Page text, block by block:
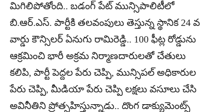
మిగిలిపోతోంది.. బడంగ్‌ పేట్‌ మున్సిపాలిటీలో
బి.ఆర్‌.ఎస్‌. పార్టీకి తలవంపులు తెస్తున్న స్థానిక 24 వ
వార్డు కౌన్సిలర్‌ ఏనుగు రామిరెడ్డి.. 100 ఫీట్ల రోడ్డును
ఆక్రమించి భారీ అక్రమ నిర్మాణదారులతో చేతులు
కలిపి, పార్టీ పెద్దల పేరు చెప్పి, మున్సిపల్‌ అధికారుల
పేరు చెప్పి, మీడియా పేరు చెప్పి లక్షలు వసూలు చేసి
అవినీతిని ప్రోత్సహిస్తున్నాడు.. దొంగ డాక్యుమెంట్స్‌